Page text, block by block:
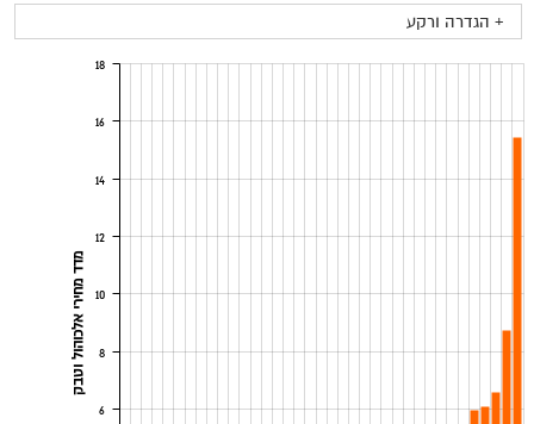
+ הגדרה ורקע
6
8
10
12
14
16
18
מדד מחירי אלכוהול וטבק